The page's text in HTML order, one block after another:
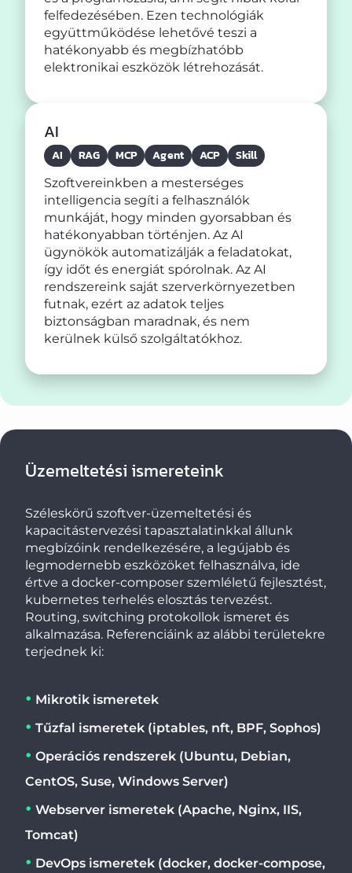
felfedezésében. Ezen technológiák
együttműködése lehetővé teszi a
hatékonyabb és megbízhatóbb
elektronikai eszközök létrehozását.
AI
AI RAG MCP Agent ACP Skill
Szoftvereinkben a mesterséges
intelligencia segíti a felhasználók
munkáját, hogy minden gyorsabban és
hatékonyabban történjen. Az AI
ügynökök automatizálják a feladatokat,
így időt és energiát spórolnak. Az AI
rendszereink saját szerverkörnyezetben
futnak, ezért az adatok teljes
biztonságban maradnak, és nem
kerülnek külső szolgáltatókhoz.
Üzemeltetési ismereteink
Széleskörű szoftver-üzemeltetési és
kapacitástervezési tapasztalatinkkal állunk
megbízóink rendelkezésére, a legújabb és
legmodernebb eszközöket felhasználva, ide
értve a docker-composer szemléletű fejlesztést,
kubernetes terhelés elosztás tervezést.
Routing, switching protokollok ismeret és
alkalmazása. Referenciáink az alábbi területekre
terjednek ki:
Mikrotik ismeretek
Tűzfal ismeretek (iptables, nft, BPF, Sophos)
Operációs rendszerek (Ubuntu, Debian,
CentOS, Suse, Windows Server)
Webserver ismeretek (Apache, Nginx, IIS,
Tomcat)
DevOps ismeretek (docker, docker-compose,